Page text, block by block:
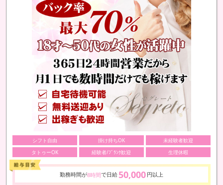
シフト自由 掛け持ちOK
未経験者歓迎
タトゥーOK
経験者/ﾌﾞﾗﾝｸ歓迎 生理休暇
勤務時間が8時間で日給 50,000 円以上